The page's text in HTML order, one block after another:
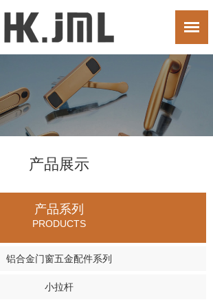
产品展示
产品系列
PRODUCTS
铝合金门窗五金配件系列
小拉杆